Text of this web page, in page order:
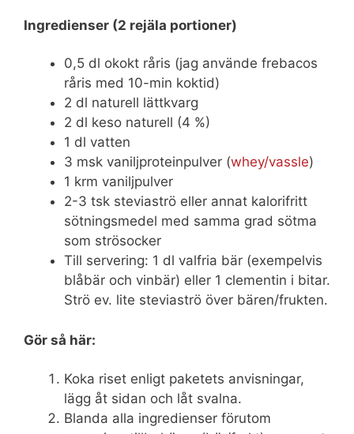
Ingredienser (2 rejäla portioner)
0,5 dl okokt råris (jag använde frebacos
råris med 10-min koktid)
2 dl naturell lättkvarg
2 dl keso naturell (4 %)
1 dl vatten
3 msk vaniljproteinpulver (whey/vassle)
1 krm vaniljpulver
2-3 tsk steviaströ eller annat kalorifritt
sötningsmedel med samma grad sötma
som strösocker
Till servering: 1 dl valfria bär (exempelvis
blåbär och vinbär) eller 1 clementin i bitar.
Strö ev. lite steviaströ över bären/frukten.
Gör så här:
Koka riset enligt paketets anvisningar,
lägg åt sidan och låt svalna.
Blanda alla ingredienser förutom